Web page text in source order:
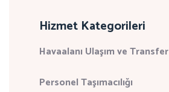
Hizmet Kategorileri
Havaalanı Ulaşım ve Transfer
Personel Taşımacılığı